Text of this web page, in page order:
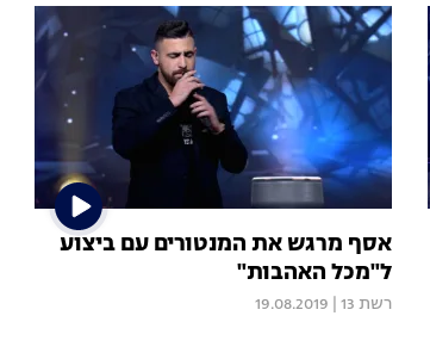
אסף מרגש את המנטורים עם ביצוע
ל"מכל האהבות"
רשת 13 19.08.2019